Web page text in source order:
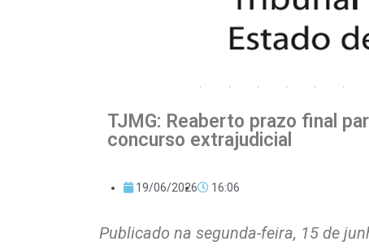
TJMG: Reaberto prazo final
concurso extrajudicial
19/06/2026 16:06
Publicado na segunda-feira, 15 de